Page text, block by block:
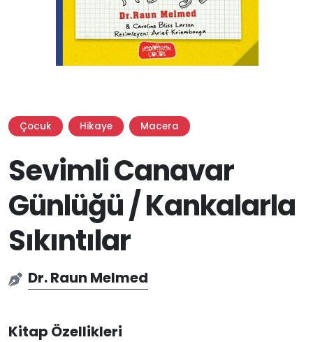
Çocuk Hikaye Macera
Sevimli Canavar
Günlüğü / Kankalarla
Sıkıntılar
Dr. Raun Melmed
Kitap Özellikleri